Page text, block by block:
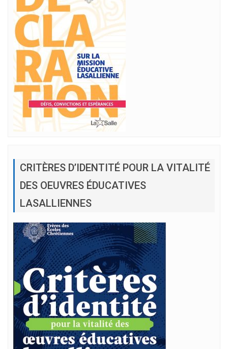
CRITÈRES D’IDENTITÉ POUR LA VITALITÉ
DES OEUVRES ÉDUCATIVES
LASALLIENNES